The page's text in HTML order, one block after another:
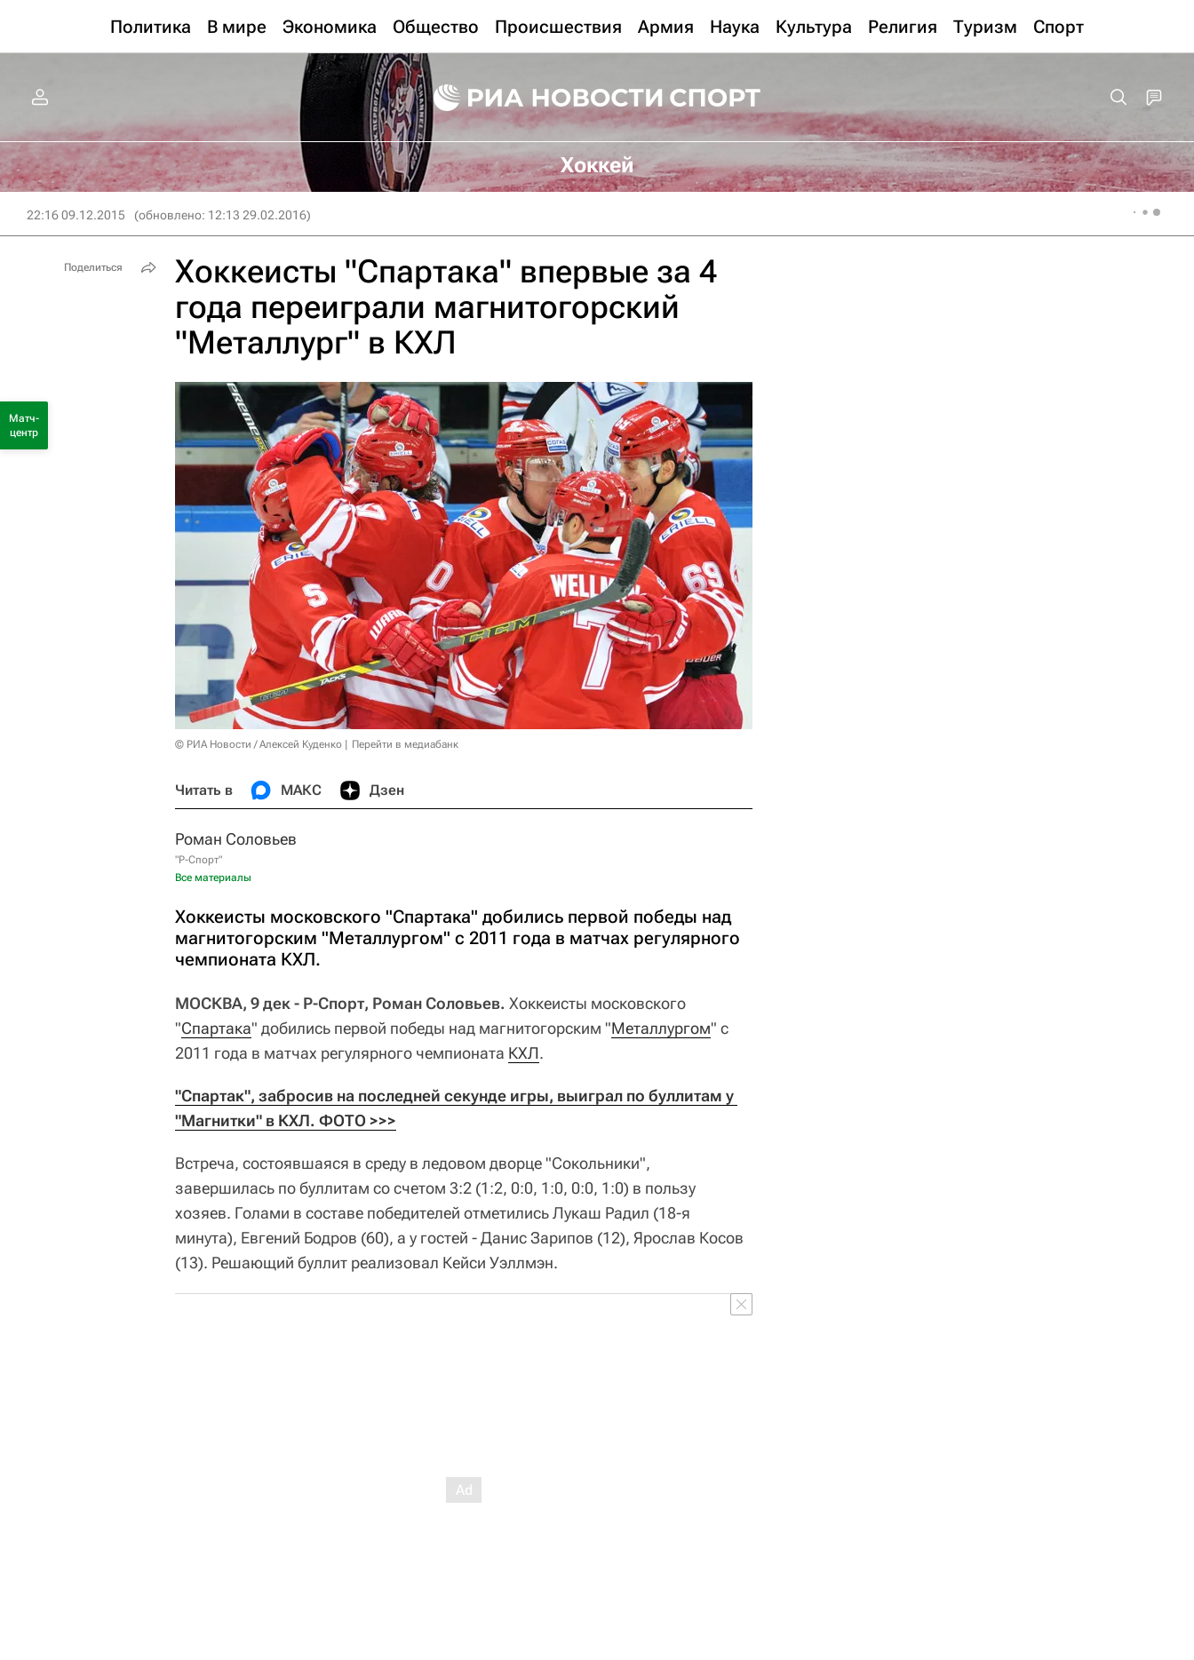
Политика В мире Экономика Общество Происшествия Армия Наука Культура Религия Туризм Спорт
Хоккей
22:16 09.12.2015 (обновлено: 12:13 29.02.2016)
Хоккеисты "Спартака" впервые за 4
года переиграли магнитогорский
"Металлург" в КХЛ
© РИА Новости / Алексей Куденко Перейти в медиабанк
Читать в МАКС Дзен
Роман Соловьев
"Р-Спорт"
Все материалы
Хоккеисты московского "Спартака" добились первой победы над
магнитогорским "Металлургом" с 2011 года в матчах регулярного
чемпионата КХЛ.
МОСКВА, 9 дек - Р-Спорт, Роман Соловьев. Хоккеисты московского
"Спартака" добились первой победы над магнитогорским "Металлургом" с
2011 года в матчах регулярного чемпионата КХЛ.
"Спартак", забросив на последней секунде игры, выиграл по буллитам у
"Магнитки" в КХЛ. ФОТО >>>
Встреча, состоявшаяся в среду в ледовом дворце "Сокольники",
завершилась по буллитам со счетом 3:2 (1:2, 0:0, 1:0, 0:0, 1:0) в пользу
хозяев. Голами в составе победителей отметились Лукаш Радил (18-я
минута), Евгений Бодров (60), а у гостей - Данис Зарипов (12), Ярослав Косов
(13). Решающий буллит реализовал Кейси Уэллмэн.
Поделиться
Матч-
центр